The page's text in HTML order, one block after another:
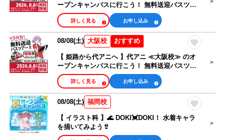
ープンキャンパスに行こう！ 無料送迎バスツア
ー
お申し込み
詳しく見る
おすすめ
08/08(土) 大阪校
【 姫路から代アニへ 】代アニ ≪大阪校≫ のオ
ープンキャンパスに行こう！ 無料送迎バスツア
ー
お申し込み
詳しく見る
08/08(土) 福岡校
【 イラスト科 】🌊 DOKI💓DOKI！ 水着キャラ
を描いてみよう👙